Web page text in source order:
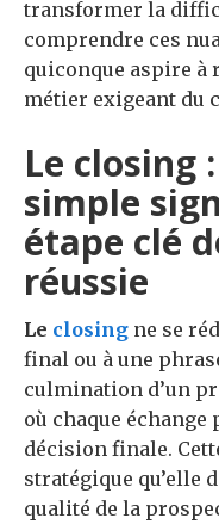
transformer la
comprendre ces
quiconque aspire à
métier exigeant du
Le closing
simple
étape clé
réussie
Le closing ne se
final ou à une
culmination d’un
où chaque
décision finale.
stratégique qu’elle
qualité de la